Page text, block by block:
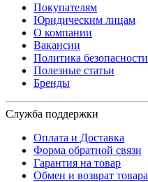
Покупателям
Юридическим лицам
О компании
Вакансии
Политика безопасности
Полезные статьи
Бренды
Служба поддержки
Оплата и Доставка
Форма обратной связи
Гарантия на товар
Обмен и возврат товара